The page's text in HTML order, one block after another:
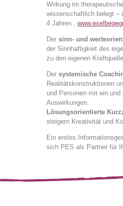
Wirkung im
wissenschaftlich belegt –
4 Jahren ..
Der sinn- und
der Sinnhaftigkeit des
zu den eigenen
Der systemische
Realitätskonstruktionen
und Personen mit ein
Auswirkungen.
Lösungsorientierte
steigern Kreativität und
Ein erstes
sich PES als Partner für